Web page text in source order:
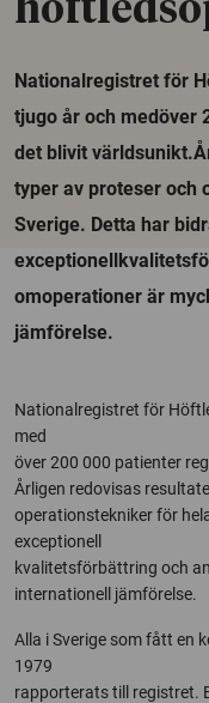
Nationalregistret för
tjugo år och medöver
det blivit
typer av proteser och
Sverige. Detta har
omoperationer är
jämförelse.
Nationalregistret för
med
över 200 000 patienter
Årligen redovisas
operationstekniker för
exceptionell
kvalitetsförbättring och
internationell jämförelse.
Alla i Sverige som fått en
1979
rapporterats till registret.